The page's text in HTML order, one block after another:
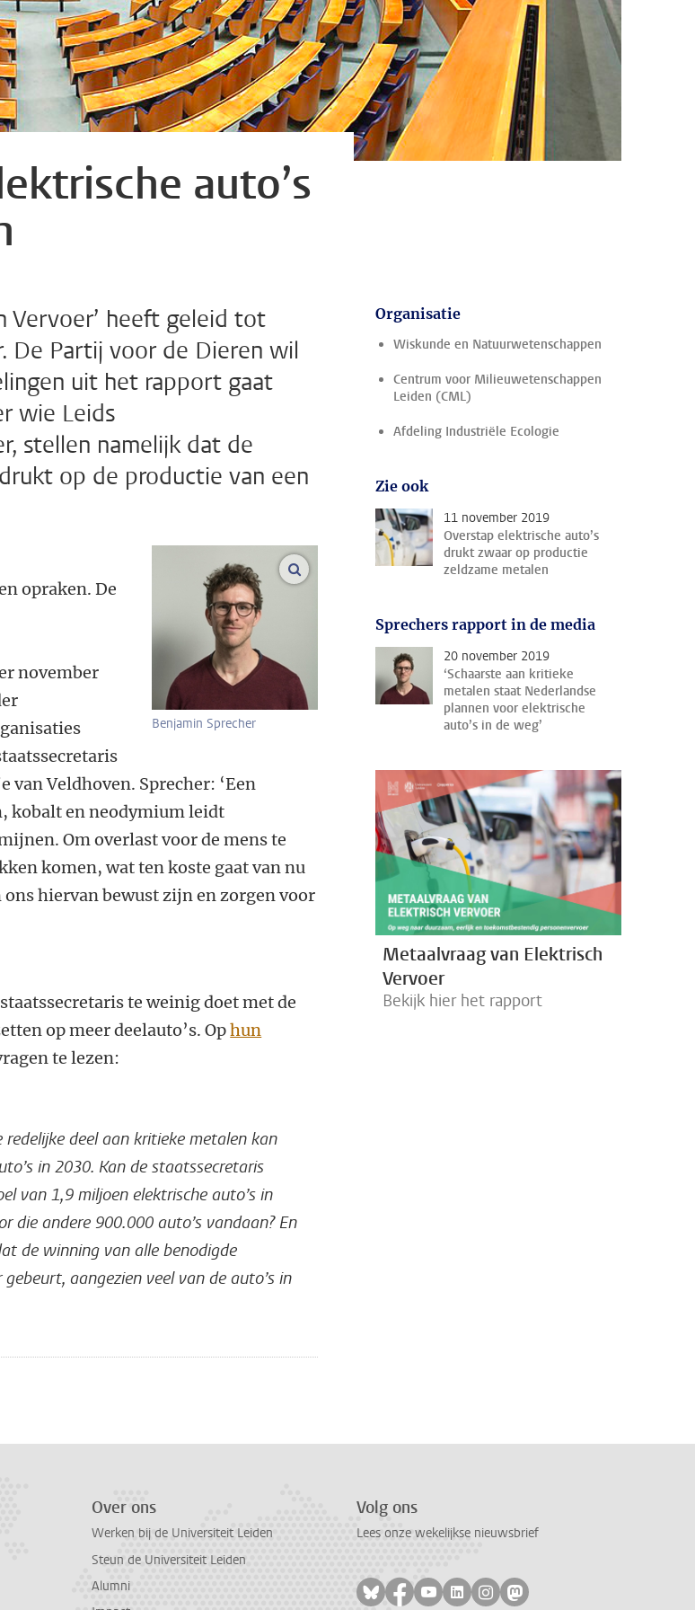
auto’s
Vervoer’ heeft geleid tot
De Partij voor de Dieren wil
uit het rapport gaat
wie Leids
stellen namelijk dat de
op de productie van een
Benjamin Sprecher
vergroot afbeeldingen
opraken. De
november
Veldhoven. Sprecher: ‘Een
kobalt en neodymium leidt
Om overlast voor de mens te
komen, wat ten koste gaat van nu
hiervan bewust zijn en zorgen voor
te weinig doet met de
op meer deelauto’s. Ophun
te lezen:
deel aan kritieke metalen kan
in 2030. Kan de staatssecretaris
van 1,9 miljoen elektrische auto’s in
die andere 900.000 auto’s vandaan? En
de winning van alle benodigde
aangezien veel van de auto’s in
Organisatie
Wiskunde en Natuurwetenschappen
Centrum voor Milieuwetenschappen
Leiden (CML)
Afdeling Industriële Ecologie
Zie ook
11 november 2019
Overstap elektrische auto’s
drukt zwaar op productie
zeldzame metalen
Sprechers rapport in de media
20 november 2019
‘Schaarste aan kritieke
metalen staat Nederlandse
plannen voor elektrische
auto’s in de weg’
Metaalvraag van Elektrisch
Vervoer
Bekijk hier het rapport
Over ons
Werken bij de Universiteit Leiden
Steun de Universiteit Leiden
Alumni
Volg ons
Lees onze wekelijkse nieuwsbrief
Volg ons op bluesky
Volg ons op facebook
Volg ons op youtube
Volg ons op linkedin
Volg ons op instagram
Volg ons op mastodon